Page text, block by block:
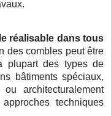
réalisable dans tous
des combles peut être
plupart des types de
bâtiments spéciaux,
architecturalement
techniques